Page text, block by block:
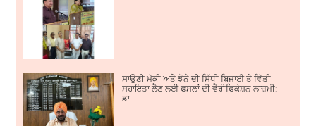
ਸਾਉਣੀ ਮੱਕੀ ਅਤੇ ਝੋਨੇ ਦੀ ਸਿੱਧੀ ਬਿਜਾਈ ਤੇ ਵਿੱਤੀ
ਸਹਾਇਤਾ ਲੈਣ ਲਈ ਫਸਲਾਂ ਦੀ ਵੈਰੀਫਿਕੇਸ਼ਨ ਲਾਜ਼ਮੀ:
ਡਾ. ...